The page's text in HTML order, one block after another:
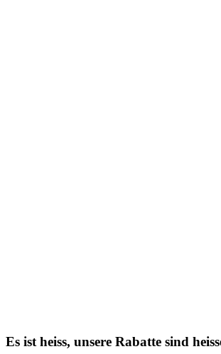
Es ist heiss, unsere Rabatte sind